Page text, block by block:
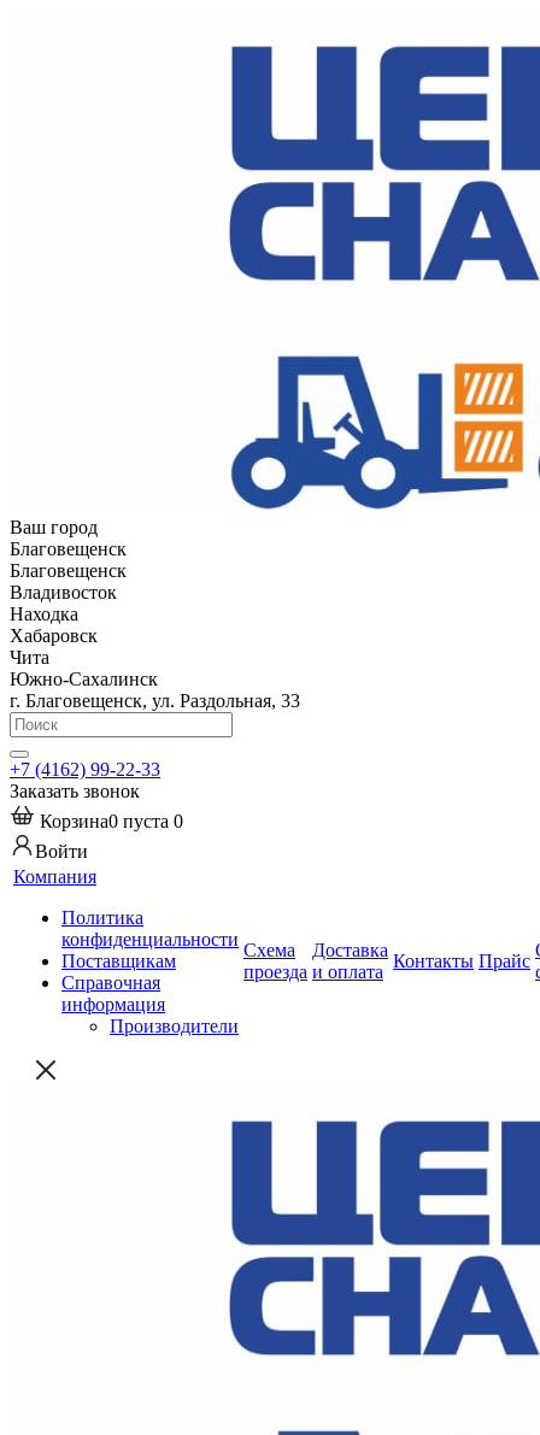
Ваш город
Благовещенск
Благовещенск
Владивосток
Находка
Хабаровск
Чита
Южно-Сахалинск
г. Благовещенск, ул. Раздольная, 33
+7 (4162) 99-22-33
Заказать звонок
Корзина0 пуста 0
Войти
Компания
Политика
конфиденциальности
Поставщикам
Справочная
информация
Производители
Схема
проезда
Доставка
и оплата
Контакты Прайс